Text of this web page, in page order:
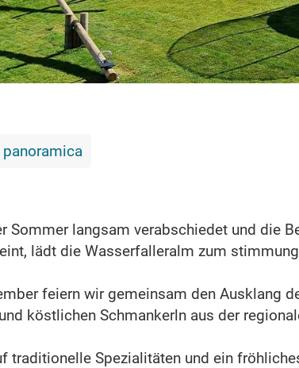
Sommer langsam verabschiedet und die
lädt die Wasserfalleralm zum
feiern wir gemeinsam den Ausklang
köstlichen Schmankerln aus der
traditionelle Spezialitäten und ein